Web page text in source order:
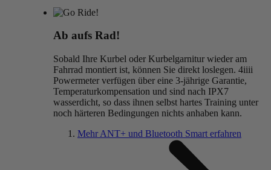
Ab aufs Rad!
Sobald Ihre Kurbel oder Kurbelgarnitur wieder am
Fahrrad montiert ist, können Sie direkt loslegen. 4iiii
Powermeter verfügen über eine 3-jährige Garantie,
Temperaturkompensation und sind nach IPX7
wasserdicht, so dass ihnen selbst hartes Training unter
noch härteren Bedingungen nichts anhaben kann.
Mehr ANT+ und Bluetooth Smart erfahren